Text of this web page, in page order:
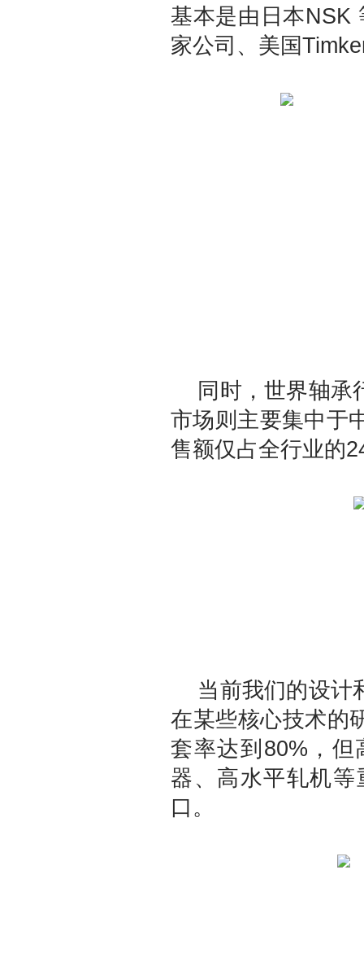
基本是由日本NSK
家公司、美国
同时，世界轴承
市场则主要集中于
售额仅占全行业的
当前我们的设计
在某些核心技术的
套率达到80%，
器、高水平轧机
口。